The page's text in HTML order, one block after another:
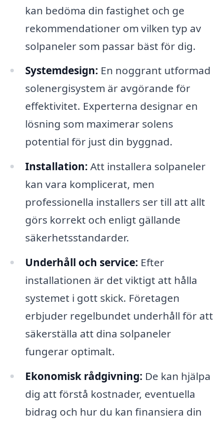
kan bedöma din fastighet och ge
rekommendationer om vilken typ av
solpaneler som passar bäst för dig.
Systemdesign: En noggrant utformad
solenergisystem är avgörande för
effektivitet. Experterna designar en
lösning som maximerar solens
potential för just din byggnad.
Installation: Att installera solpaneler
kan vara komplicerat, men
professionella installers ser till att allt
görs korrekt och enligt gällande
säkerhetsstandarder.
Underhåll och service: Efter
installationen är det viktigt att hålla
systemet i gott skick. Företagen
erbjuder regelbundet underhåll för att
säkerställa att dina solpaneler
fungerar optimalt.
Ekonomisk rådgivning: De kan hjälpa
dig att förstå kostnader, eventuella
bidrag och hur du kan finansiera din